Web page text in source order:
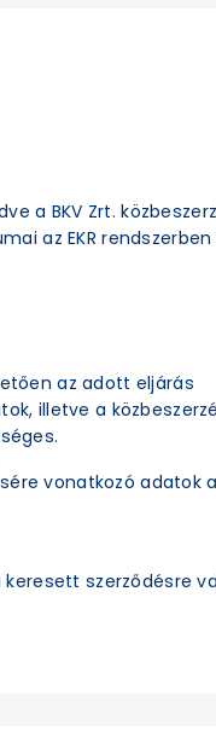
a BKV Zrt.
az EKR
az adott eljárás
illetve a
vonatkozó adatok
szerződésre